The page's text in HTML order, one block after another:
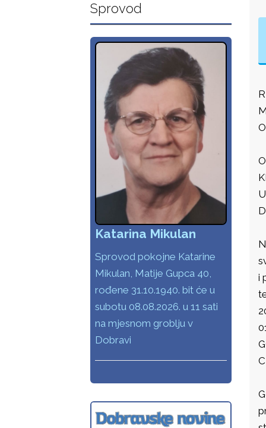
i
Sprovod
Katarina Mikulan
Sprovod pokojne Katarine
Mikulan, Matije Gupca 40,
rođene 31.10.1940. bit će u
subotu 08.08.2026. u 11 sati
na mjesnom groblju v
Dobravi